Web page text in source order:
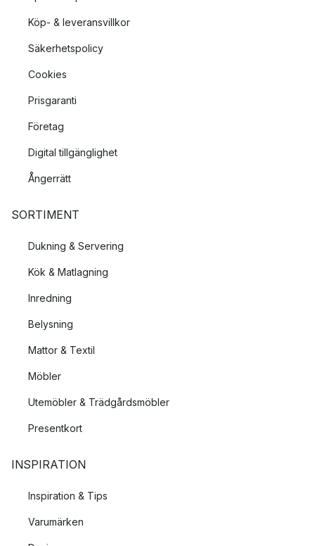
Köp- & leveransvillkor
Säkerhetspolicy
Cookies
Prisgaranti
Företag
Digital tillgänglighet
Ångerrätt
SORTIMENT
Dukning & Servering
Kök & Matlagning
Inredning
Belysning
Mattor & Textil
Möbler
Utemöbler & Trädgårdsmöbler
Presentkort
INSPIRATION
Inspiration & Tips
Varumärken